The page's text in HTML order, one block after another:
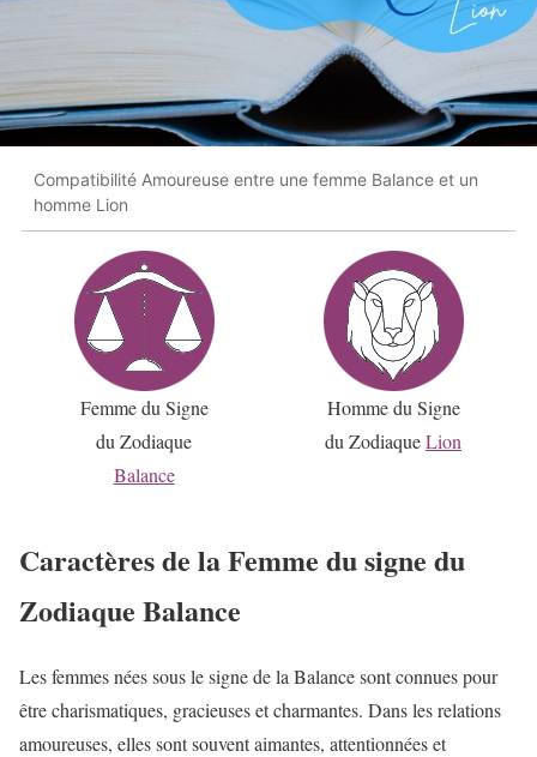
Compatibilité Amoureuse entre une femme Balance et un
homme Lion
Femme du Signe
du Zodiaque
Balance
Homme du Signe
du ZodiaqueLion
Caractères de la Femme du signe du
Zodiaque Balance
Les femmes nées sous le signe de la Balance sont connues pour
être charismatiques, gracieuses et charmantes. Dans les relations
amoureuses, elles sont souvent aimantes, attentionnées et